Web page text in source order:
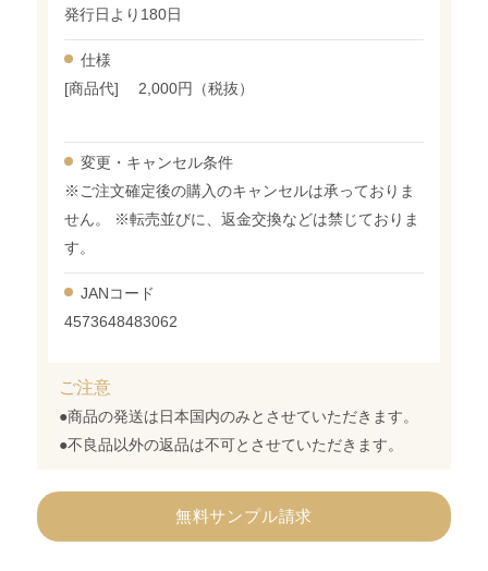
発行日より180日
仕様
[商品代] 2,000円（税抜）
変更・ キャンセル条件
※ご注文確定後の購入のキャンセルは承っておりま
せん。 ※転売並びに、返金交換などは禁じておりま
す。
JANコード
4573648483062
ご注意
●商品の発送は日本国内のみとさせていただきます。
●不良品以外の返品は不可とさせていただきます。
無料サンプル請求